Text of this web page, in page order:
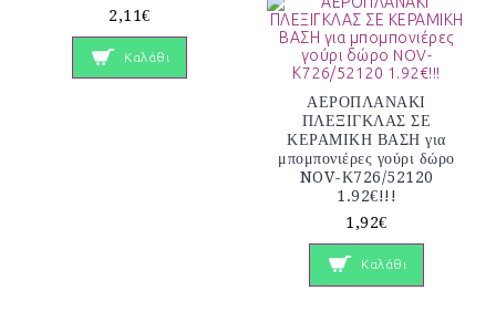
2,11€
Καλάθι
ΑΕΡΟΠΛΑΝΑΚΙ
ΠΛΕΞΙΓΚΛΑΣ ΣΕ
ΚΕΡΑΜΙΚΗ ΒΑΣΗ για
μπομπονιέρες γούρι δώρο
NOV-Κ726/52120
1.92€!!!
1,92€
Καλάθι